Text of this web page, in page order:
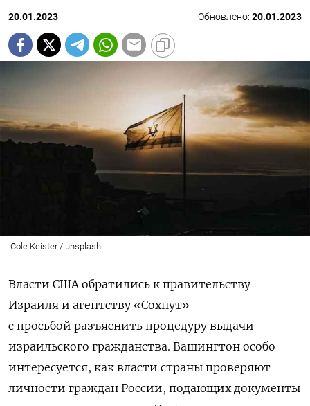
20.01.2023 Обновлено: 20.01.2023
Cole Keister / unsplash
Власти США обратились к правительству
Израиля и агентству «Сохнут»
с просьбой разъяснить процедуру выдачи
израильского гражданства. Вашингтон особо
интересуется, как власти страны проверяют
личности граждан России, подающих документы